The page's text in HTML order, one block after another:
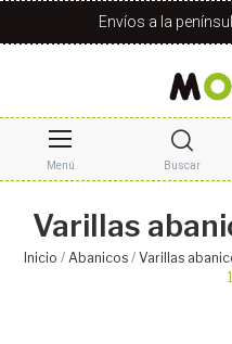
Envíos a la
Menú Buscar
Varillas
Inicio Abanicos Varillas